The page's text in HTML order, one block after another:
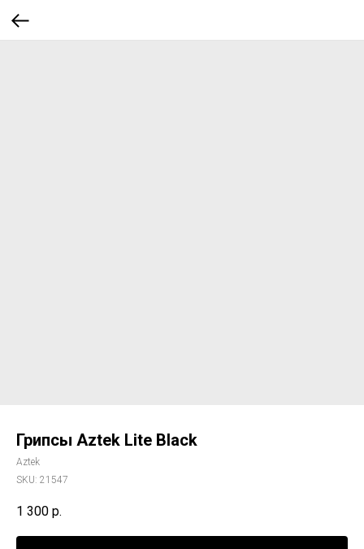
Грипсы Aztek Lite Black
Aztek
SKU: 21547
1 300 р.